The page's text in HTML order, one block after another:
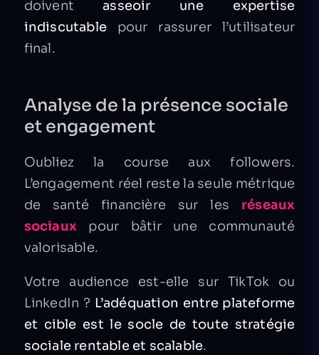
doiventasseoir une expertise
indiscutable pour rassurer l’utilisateur
final.
Analyse de la présence sociale
et engagement
Oubliez la course aux followers.
L’engagement réel reste la seule métrique
de santé financière sur les réseaux
sociaux pour bâtir une communauté
valorisable.
Votre audience est-elle sur TikTok ou
LinkedIn ? L’adéquation entre plateforme
et cible est le socle de toute stratégie
sociale rentable et scalable.